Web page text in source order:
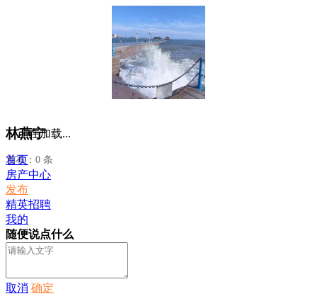
林燕宁
发布：0 条
正在加载...
首页
房产中心
发布
精英招聘
我的
随便说点什么
取消 确定